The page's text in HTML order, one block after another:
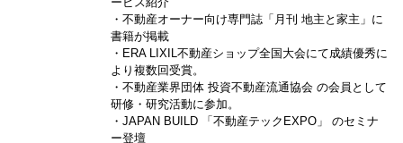
・不動産オーナー向け専門誌「月刊 地主と家主」に
書籍が掲載
・ERA LIXIL不動産ショップ全国大会にて成績優秀に
より複数回受賞。
・不動産業界団体 投資不動産流通協会 の会員として
研修・研究活動に参加。
・JAPAN BUILD 「不動産テックEXPO」 のセミナ
ー登壇